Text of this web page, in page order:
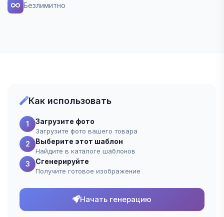
Безлимитно
Как использовать
1 Загрузите фото
Загрузите фото вашего товара
2 Выберите этот шаблон
Найдите в каталоге шаблонов
3 Сгенерируйте
Получите готовое изображение
Начать генерацию